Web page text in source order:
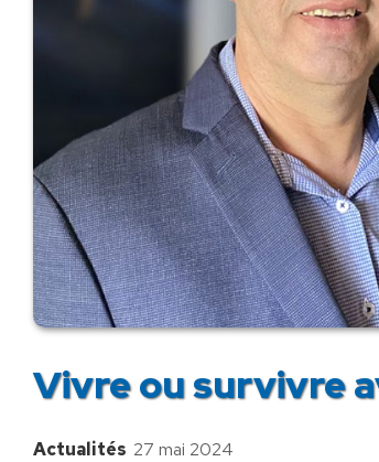
Vivre ou survivre
Actualités 27 mai 2024